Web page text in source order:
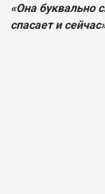
«Она буквально
спасает и